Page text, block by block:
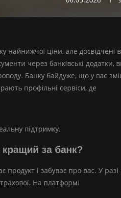
найнижчої ціни, але
через банківські
Банку байдуже, що у вас
профільні сервіси, де
підтримку.
кращий за банк?
і забуває про вас. У
На платформі